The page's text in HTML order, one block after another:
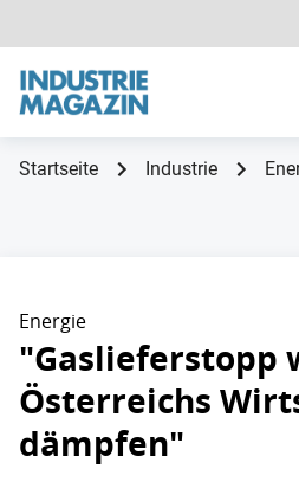
Startseite Industrie
Energie
"Gaslieferstopp
Österreichs
dämpfen"